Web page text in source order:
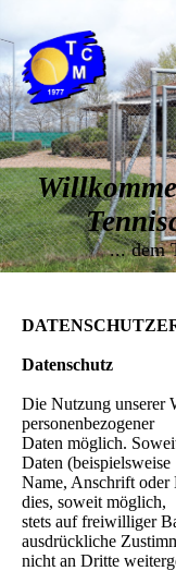
... dem
Datenschutz
Die Nutzung unserer
personenbezogener
Daten möglich.
Daten (beispielsweise
Name, Anschrift oder
dies, soweit möglich,
stets auf freiwilliger
ausdrückliche
nicht an Dritte